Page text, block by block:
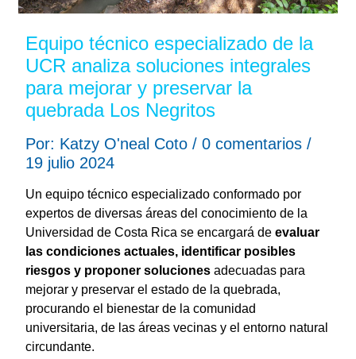
Equipo técnico especializado de la
UCR analiza soluciones integrales
para mejorar y preservar la
quebrada Los Negritos
Por: Katzy O'neal Coto / 0 comentarios /
19 julio 2024
Un equipo técnico especializado conformado por
expertos de diversas áreas del conocimiento de la
Universidad de Costa Rica se encargará de evaluar
las condiciones actuales, identificar posibles
riesgos y proponer soluciones adecuadas para
mejorar y preservar el estado de la quebrada,
procurando el bienestar de la comunidad
universitaria, de las áreas vecinas y el entorno natural
circundante.